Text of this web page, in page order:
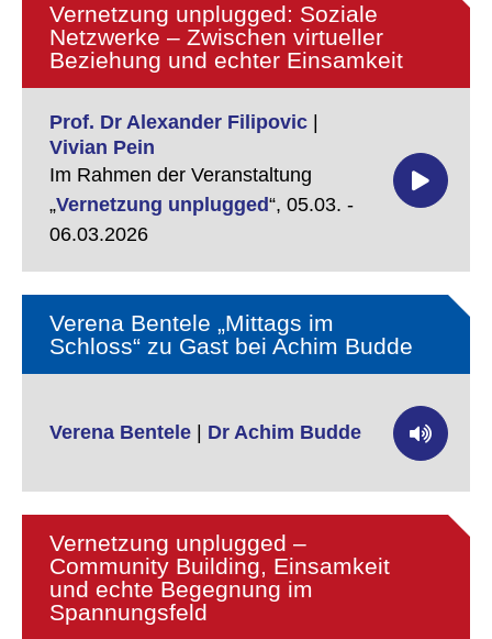
Vernetzung unplugged: Soziale
Netzwerke – Zwischen virtueller
Beziehung und echter Einsamkeit
Prof. Dr Alexander Filipovic
Vivian Pein
Im Rahmen der Veranstaltung
„Vernetzung unplugged“, 05.03. -
06.03.2026
Verena Bentele „Mittags im
Schloss“ zu Gast bei Achim Budde
Verena Bentele Dr Achim Budde
Vernetzung unplugged –
Community Building, Einsamkeit
und echte Begegnung im
Spannungsfeld